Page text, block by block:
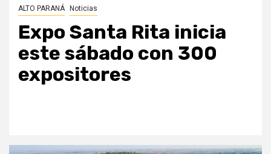
ALTO PARANÁ Noticias
Expo Santa Rita inicia
este sábado con 300
expositores